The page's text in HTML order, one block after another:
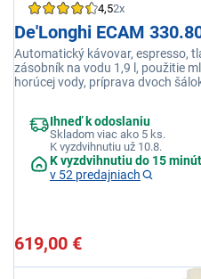
4,52x
De'Longhi ECAM
Automatický kávovar, espresso,
zásobník na vodu 1,9 l, použitie
horúcej vody, príprava dvoch
Ihneď k odoslaniu
Skladom viac ako 5 ks.
K vyzdvihnutiu už 10.8.
K vyzdvihnutiu do 15 minút
v 52 predajniach
619,00 €